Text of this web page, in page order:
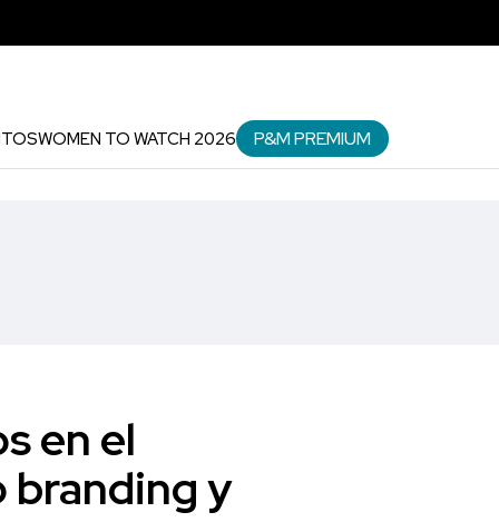
WOMEN TO WATCH 2026 P&M PREMIUM
en el
branding y